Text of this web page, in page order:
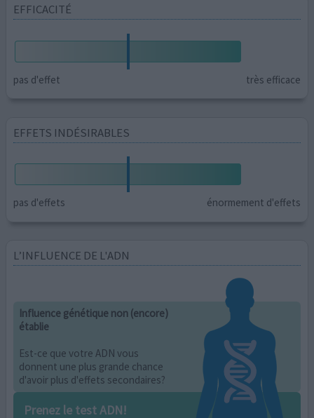
EFFICACITÉ
pas d'effet très efficace
EFFETS INDÉSIRABLES
pas d'effets énormement d'effets
L’INFLUENCE DE L'ADN
Influence génétique non (encore)
établie
Est-ce que votre ADN vous
donnent une plus grande chance
d'avoir plus d'effets secondaires?
Prenez le test ADN!